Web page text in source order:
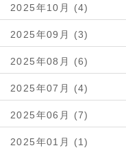
2025年10月 (4)
2025年09月 (3)
2025年08月 (6)
2025年07月 (4)
2025年06月 (7)
2025年01月 (1)